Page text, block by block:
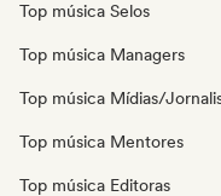
Top música Selos
Top música Managers
Top música Mídias/
Top música Mentores
Top música Editoras